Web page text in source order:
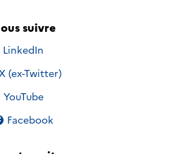
suivre
Nous suivre sur
LinkedIn
Nous suivre sur
(ex-Twitter)
Nous suivre sur
YouTube
Nous suivre sur
Facebook